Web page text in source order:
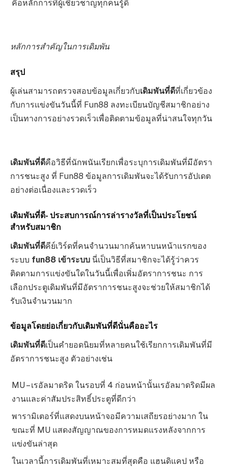
คือหลักการที่ผู้เชี่ยวชาญทุกคนรู้ดี
หลักการสำคัญในการเดิมพัน
สรุป
ผู้เล่นสามารถตรวจสอบข้อมูลเกี่ยวกับเดิมพันที่ดีที่เกี่ยวข้อง
กับการแข่งขันวันนี้ที่ Fun88 ลงทะเบียนบัญชีสมาชิกอย่าง
เป็นทางการอย่างรวดเร็วเพื่อติดตามข้อมูลที่น่าสนใจทุกวัน
เดิมพันที่ดีคือวิธีที่นักพนันเรียกเพื่อระบุการเดิมพันที่มีอัตรา
การชนะสูง ที่ Fun88 ข้อมูลการเดิมพันจะได้รับการอัปเดต
อย่างต่อเนื่องและรวดเร็ว
เดิมพันที่ดี- ประสบการณ์การล่ารางวัลที่เป็นประโยชน์
สำหรับสมาชิก
เดิมพันที่ดีคีย์เวิร์ดที่คนจำนวนมากค้นหาบนหน้าแรกของ
ระบบ fun88 เข้าระบบ นี่เป็นวิธีที่สมาชิกจะได้รู้ว่าควร
ติดตามการแข่งขันใดในวันนี้เพื่อเพิ่มอัตราการชนะ การ
เลือกประตูเดิมพันที่มีอัตราการชนะสูงจะช่วยให้สมาชิกได้
รับเงินจำนวนมาก
ข้อมูลโดยย่อเกี่ยวกับเดิมพันที่ดีนั่นคืออะไร
เดิมพันที่ดีเป็นคำยอดนิยมที่หลายคนใช้เรียกการเดิมพันที่มี
อัตราการชนะสูง ตัวอย่างเช่น
MU – เรอัลมาดริด ในรอบที่ 4 ก่อนหน้านั้นเรอัลมาดริดมีผล
งานและค่าสัมประสิทธิ์ประตูที่ดีกว่า
พารามิเตอร์ที่แสดงบนหน้าจอมีความเสถียรอย่างมาก ใน
ขณะที่ MU แสดงสัญญาณของการหมดแรงหลังจากการ
แข่งขันล่าสุด
ในเวลานี้การเดิมพันที่เหมาะสมที่สุดคือ แฮนดิแคป หรือ